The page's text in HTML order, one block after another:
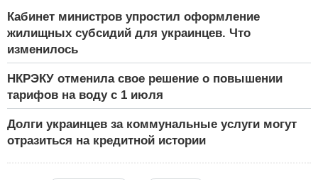
Кабинет министров упростил оформление
жилищных субсидий для украинцев. Что
изменилось
НКРЭКУ отменила свое решение о повышении
тарифов на воду с 1 июля
Долги украинцев за коммунальные услуги могут
отразиться на кредитной истории